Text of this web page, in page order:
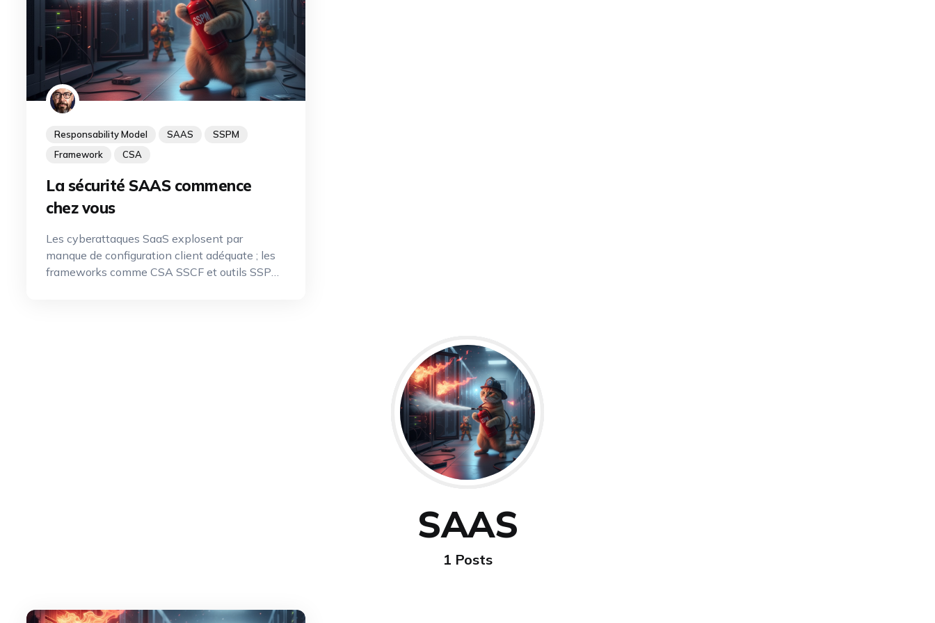
Responsability Model SAAS
SSPM
Framework
CSA
La sécurité SAAS commence
chez vous
Les cyberattaques SaaS explosent par
manque de configuration client adéquate ; les
frameworks comme CSA SSCF et outils SSPM
SAAS
1 Posts